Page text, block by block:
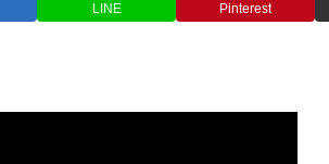
LINE Pinterest